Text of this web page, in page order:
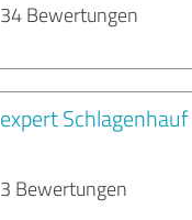
34 Bewertungen
expert Schlagenhauf
3 Bewertungen